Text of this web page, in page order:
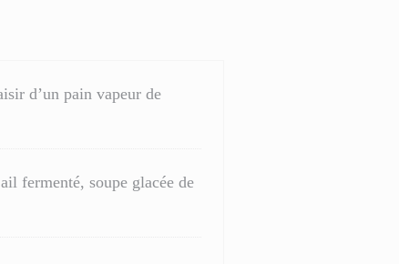
d’un pain vapeur de
fermenté, soupe glacée de